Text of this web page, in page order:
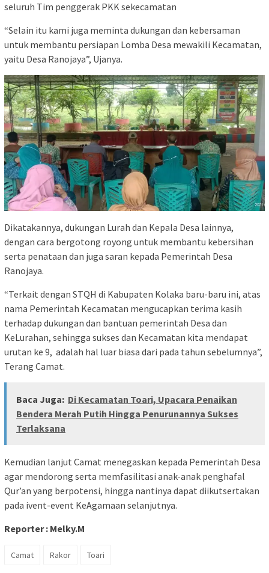
seluruh Tim penggerak PKK sekecamatan
“Selain itu kami juga meminta dukungan dan kebersaman
untuk membantu persiapan Lomba Desa mewakili Kecamatan,
yaitu Desa Ranojaya”, Ujanya.
Dikatakannya, dukungan Lurah dan Kepala Desa lainnya,
dengan cara bergotong royong untuk membantu kebersihan
serta penataan dan juga saran kepada Pemerintah Desa
Ranojaya.
“Terkait dengan STQH di Kabupaten Kolaka baru-baru ini, atas
nama Pemerintah Kecamatan mengucapkan terima kasih
terhadap dukungan dan bantuan pemerintah Desa dan
KeLurahan, sehingga sukses dan Kecamatan kita mendapat
urutan ke 9, adalah hal luar biasa dari pada tahun sebelumnya”,
Terang Camat.
Baca Juga: Di Kecamatan Toari, Upacara Penaikan
Bendera Merah Putih Hingga Penurunannya Sukses
Terlaksana
Kemudian lanjut Camat menegaskan kepada Pemerintah Desa
agar mendorong serta memfasilitasi anak-anak penghafal
Qur’an yang berpotensi, hingga nantinya dapat diikutsertakan
pada ivent-event KeAgamaan selanjutnya.
Reporter : Melky.M
Camat Rakor Toari